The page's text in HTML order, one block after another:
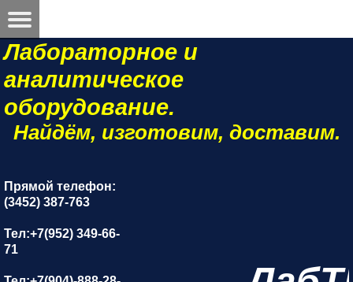
Лабораторное и
аналитическое
оборудование.
Найдём, изготовим, доставим.
Прямой телефон:
(3452) 387-763
Тел:+7(952) 349-66-
71